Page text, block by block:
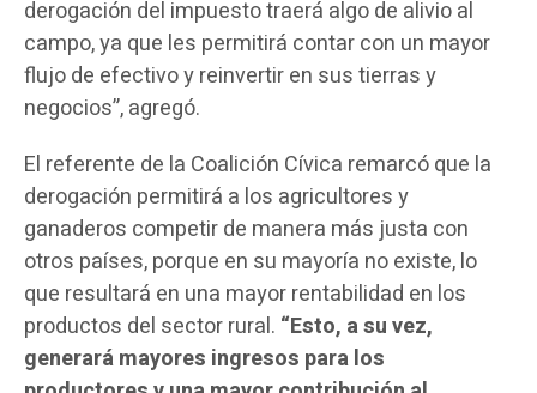
derogación del impuesto traerá algo de alivio al
campo, ya que les permitirá contar con un mayor
flujo de efectivo y reinvertir en sus tierras y
negocios”, agregó.
El referente de la Coalición Cívica remarcó que la
derogación permitirá a los agricultores y
ganaderos competir de manera más justa con
otros países, porque en su mayoría no existe, lo
que resultará en una mayor rentabilidad en los
productos del sector rural. “Esto, a su vez,
generará mayores ingresos para los